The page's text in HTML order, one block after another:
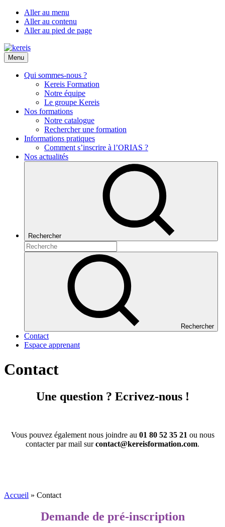
Aller au menu
Aller au contenu
Aller au pied de page
Menu
Qui sommes-nous ?
Kereis Formation
Notre équipe
Le groupe Kereis
Nos formations
Notre catalogue
Rechercher une formation
Informations pratiques
Comment s’inscrire à l’ORIAS ?
Nos actualités
Rechercher
Rechercher
Contact
Espace apprenant
Contact
Une question ? Ecrivez-nous !
Vous pouvez également nous joindre au 01 80 52 35 21 ou nous
contacter par mail surcontact@kereisformation.com.
Accueil » Contact
Demande de pré-inscription